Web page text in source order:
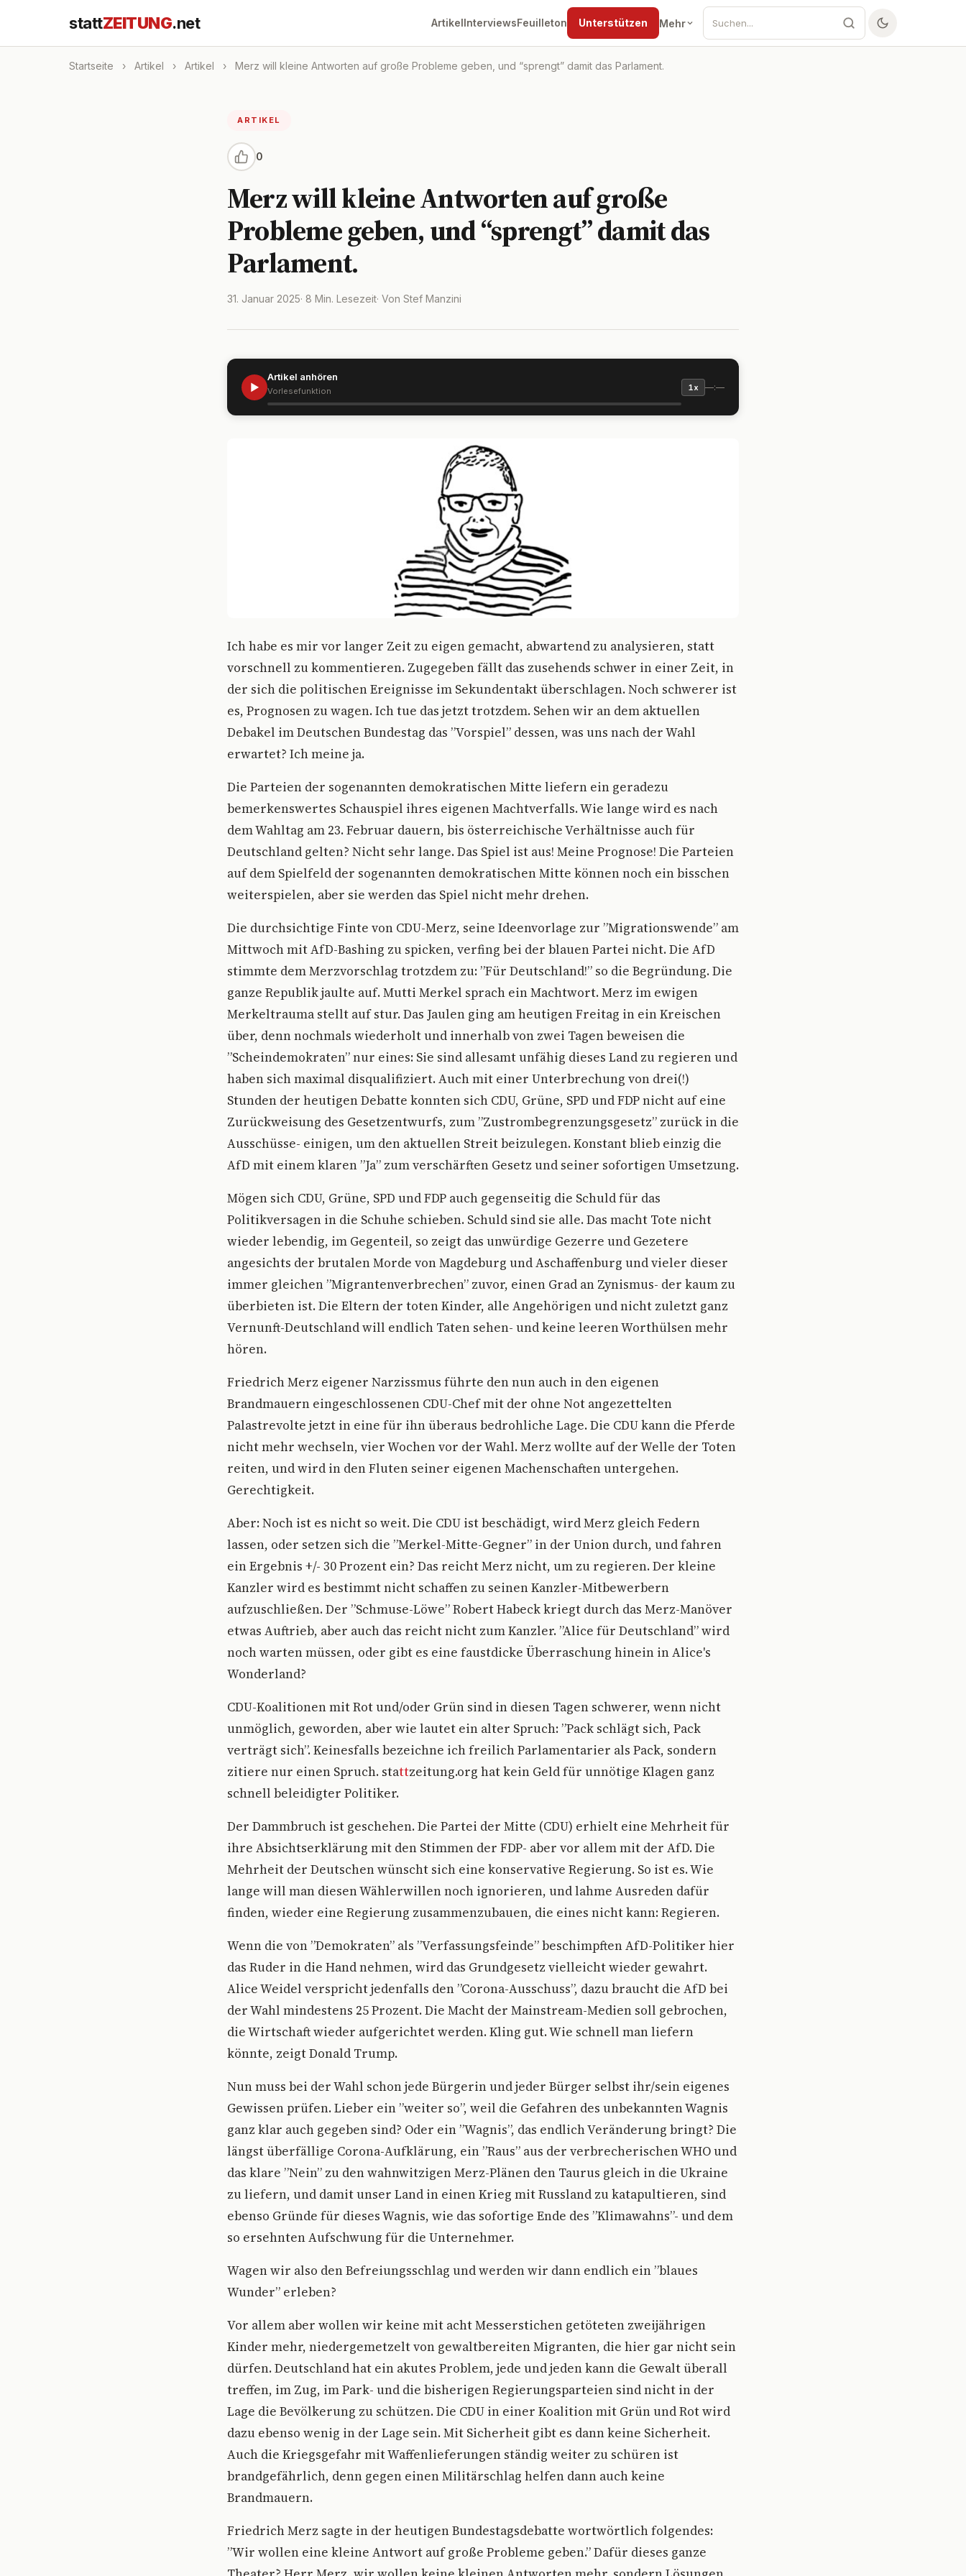
stattZEITUNG.net ArtikelInterviewsFeuilleton Unterstützen Mehr
Startseite › Artikel › Artikel › Merz will kleine Antworten auf große Probleme geben, und “sprengt” damit das Parlament.
ARTIKEL
0
Merz will kleine Antworten auf große
Probleme geben, und “sprengt” damit das
Parlament.
31. Januar 2025· 8 Min. Lesezeit· Von Stef Manzini
▶
Artikel anhören
Vorlesefunktion 1x —:—
Ich habe es mir vor langer Zeit zu eigen gemacht, abwartend zu analysieren, statt
vorschnell zu kommentieren. Zugegeben fällt das zusehends schwer in einer Zeit, in
der sich die politischen Ereignisse im Sekundentakt überschlagen. Noch schwerer ist
es, Prognosen zu wagen. Ich tue das jetzt trotzdem. Sehen wir an dem aktuellen
Debakel im Deutschen Bundestag das ”Vorspiel” dessen, was uns nach der Wahl
erwartet? Ich meine ja.
Die Parteien der sogenannten demokratischen Mitte liefern ein geradezu
bemerkenswertes Schauspiel ihres eigenen Machtverfalls. Wie lange wird es nach
dem Wahltag am 23. Februar dauern, bis österreichische Verhältnisse auch für
Deutschland gelten? Nicht sehr lange. Das Spiel ist aus! Meine Prognose! Die Parteien
auf dem Spielfeld der sogenannten demokratischen Mitte können noch ein bisschen
weiterspielen, aber sie werden das Spiel nicht mehr drehen.
Die durchsichtige Finte von CDU-Merz, seine Ideenvorlage zur ”Migrationswende” am
Mittwoch mit AfD-Bashing zu spicken, verfing bei der blauen Partei nicht. Die AfD
stimmte dem Merzvorschlag trotzdem zu: ”Für Deutschland!” so die Begründung. Die
ganze Republik jaulte auf. Mutti Merkel sprach ein Machtwort. Merz im ewigen
Merkeltrauma stellt auf stur. Das Jaulen ging am heutigen Freitag in ein Kreischen
über, denn nochmals wiederholt und innerhalb von zwei Tagen beweisen die
”Scheindemokraten” nur eines: Sie sind allesamt unfähig dieses Land zu regieren und
haben sich maximal disqualifiziert. Auch mit einer Unterbrechung von drei(!)
Stunden der heutigen Debatte konnten sich CDU, Grüne, SPD und FDP nicht auf eine
Zurückweisung des Gesetzentwurfs, zum ”Zustrombegrenzungsgesetz” zurück in die
Ausschüsse- einigen, um den aktuellen Streit beizulegen. Konstant blieb einzig die
AfD mit einem klaren ”Ja” zum verschärften Gesetz und seiner sofortigen Umsetzung.
Mögen sich CDU, Grüne, SPD und FDP auch gegenseitig die Schuld für das
Politikversagen in die Schuhe schieben. Schuld sind sie alle. Das macht Tote nicht
wieder lebendig, im Gegenteil, so zeigt das unwürdige Gezerre und Gezetere
angesichts der brutalen Morde von Magdeburg und Aschaffenburg und vieler dieser
immer gleichen ”Migrantenverbrechen” zuvor, einen Grad an Zynismus- der kaum zu
überbieten ist. Die Eltern der toten Kinder, alle Angehörigen und nicht zuletzt ganz
Vernunft-Deutschland will endlich Taten sehen- und keine leeren Worthülsen mehr
hören.
Friedrich Merz eigener Narzissmus führte den nun auch in den eigenen
Brandmauern eingeschlossenen CDU-Chef mit der ohne Not angezettelten
Palastrevolte jetzt in eine für ihn überaus bedrohliche Lage. Die CDU kann die Pferde
nicht mehr wechseln, vier Wochen vor der Wahl. Merz wollte auf der Welle der Toten
reiten, und wird in den Fluten seiner eigenen Machenschaften untergehen.
Gerechtigkeit.
Aber: Noch ist es nicht so weit. Die CDU ist beschädigt, wird Merz gleich Federn
lassen, oder setzen sich die ”Merkel-Mitte-Gegner” in der Union durch, und fahren
ein Ergebnis +/- 30 Prozent ein? Das reicht Merz nicht, um zu regieren. Der kleine
Kanzler wird es bestimmt nicht schaffen zu seinen Kanzler-Mitbewerbern
aufzuschließen. Der ”Schmuse-Löwe” Robert Habeck kriegt durch das Merz-Manöver
etwas Auftrieb, aber auch das reicht nicht zum Kanzler. ”Alice für Deutschland” wird
noch warten müssen, oder gibt es eine faustdicke Überraschung hinein in Alice's
Wonderland?
CDU-Koalitionen mit Rot und/oder Grün sind in diesen Tagen schwerer, wenn nicht
unmöglich, geworden, aber wie lautet ein alter Spruch: ”Pack schlägt sich, Pack
verträgt sich”. Keinesfalls bezeichne ich freilich Parlamentarier als Pack, sondern
zitiere nur einen Spruch. stattzeitung.org hat kein Geld für unnötige Klagen ganz
schnell beleidigter Politiker.
Der Dammbruch ist geschehen. Die Partei der Mitte (CDU) erhielt eine Mehrheit für
ihre Absichtserklärung mit den Stimmen der FDP- aber vor allem mit der AfD. Die
Mehrheit der Deutschen wünscht sich eine konservative Regierung. So ist es. Wie
lange will man diesen Wählerwillen noch ignorieren, und lahme Ausreden dafür
finden, wieder eine Regierung zusammenzubauen, die eines nicht kann: Regieren.
Wenn die von ”Demokraten” als ”Verfassungsfeinde” beschimpften AfD-Politiker hier
das Ruder in die Hand nehmen, wird das Grundgesetz vielleicht wieder gewahrt.
Alice Weidel verspricht jedenfalls den ”Corona-Ausschuss”, dazu braucht die AfD bei
der Wahl mindestens 25 Prozent. Die Macht der Mainstream-Medien soll gebrochen,
die Wirtschaft wieder aufgerichtet werden. Kling gut. Wie schnell man liefern
könnte, zeigt Donald Trump.
Nun muss bei der Wahl schon jede Bürgerin und jeder Bürger selbst ihr/sein eigenes
Gewissen prüfen. Lieber ein ”weiter so”, weil die Gefahren des unbekannten Wagnis
ganz klar auch gegeben sind? Oder ein ”Wagnis”, das endlich Veränderung bringt? Die
längst überfällige Corona-Aufklärung, ein ”Raus” aus der verbrecherischen WHO und
das klare ”Nein” zu den wahnwitzigen Merz-Plänen den Taurus gleich in die Ukraine
zu liefern, und damit unser Land in einen Krieg mit Russland zu katapultieren, sind
ebenso Gründe für dieses Wagnis, wie das sofortige Ende des ”Klimawahns”- und dem
so ersehnten Aufschwung für die Unternehmer.
Wagen wir also den Befreiungsschlag und werden wir dann endlich ein ”blaues
Wunder” erleben?
Vor allem aber wollen wir keine mit acht Messerstichen getöteten zweijährigen
Kinder mehr, niedergemetzelt von gewaltbereiten Migranten, die hier gar nicht sein
dürfen. Deutschland hat ein akutes Problem, jede und jeden kann die Gewalt überall
treffen, im Zug, im Park- und die bisherigen Regierungsparteien sind nicht in der
Lage die Bevölkerung zu schützen. Die CDU in einer Koalition mit Grün und Rot wird
dazu ebenso wenig in der Lage sein. Mit Sicherheit gibt es dann keine Sicherheit.
Auch die Kriegsgefahr mit Waffenlieferungen ständig weiter zu schüren ist
brandgefährlich, denn gegen einen Militärschlag helfen dann auch keine
Brandmauern.
Friedrich Merz sagte in der heutigen Bundestagsdebatte wortwörtlich folgendes:
”Wir wollen eine kleine Antwort auf große Probleme geben.” Dafür dieses ganze